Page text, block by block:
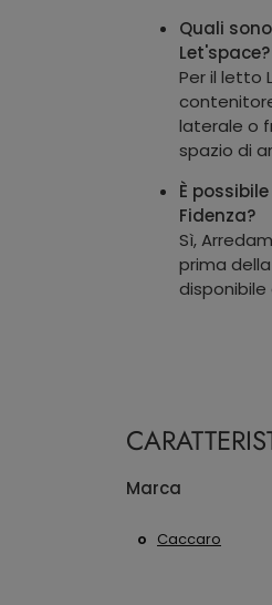
Quali
Let'space?
Per il letto
laterale o
spazio di
È
Fidenza?
Sì,
prima
disponibile
Marca
Caccaro